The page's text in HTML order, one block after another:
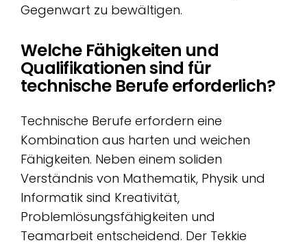
Gegenwart zu bewältigen.
Welche Fähigkeiten und
Qualifikationen sind für
technische Berufe erforderlich?
Technische Berufe erfordern eine
Kombination aus harten und weichen
Fähigkeiten. Neben einem soliden
Verständnis von Mathematik, Physik und
Informatik sind Kreativität,
Problemlösungsfähigkeiten und
Teamarbeit entscheidend. Der Tekkie